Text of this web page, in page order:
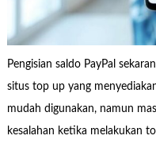
Pengisian saldo PayPal
situs top up yang
mudah digunakan, namun
kesalahan ketika melakukan